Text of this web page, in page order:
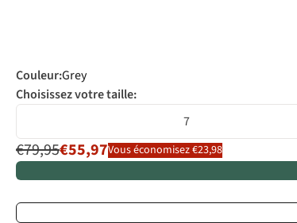
Couleur:Grey
Choisissez votre taille:
7
€79,95€55,97Vous économisez €23,98